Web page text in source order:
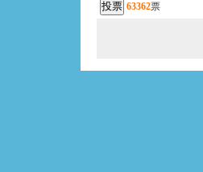
63362票